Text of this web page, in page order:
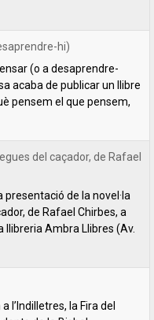
hi)
(o a desaprendre-
acaba de publicar un llibre
pensem el que pensem,
del caçador, de Rafael
presentació de la novel·la
llibreria Ambra Llibres (Av.
l’Indilletres, la Fira del
que ens encanta i que,